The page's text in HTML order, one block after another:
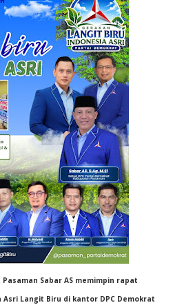
Pasaman Sabar AS memimpin rapat
Langit Biru di kantor DPC Demokrat